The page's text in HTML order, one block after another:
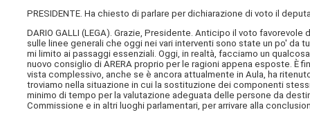
PRESIDENTE. Ha chiesto di parlare per dichiarazione di voto il
DARIO GALLI (LEGA). Grazie, Presidente. Anticipo il voto favorevole
sulle linee generali che oggi nei vari interventi sono state un po' da
mi limito ai passaggi essenziali. Oggi, in realtà, facciamo un
nuovo consiglio di ARERA proprio per le ragioni appena esposte.
vista complessivo, anche se è ancora attualmente in Aula, ha
troviamo nella situazione in cui la sostituzione dei componenti
minimo di tempo per la valutazione adeguata delle persone da
Commissione e in altri luoghi parlamentari, per arrivare alla